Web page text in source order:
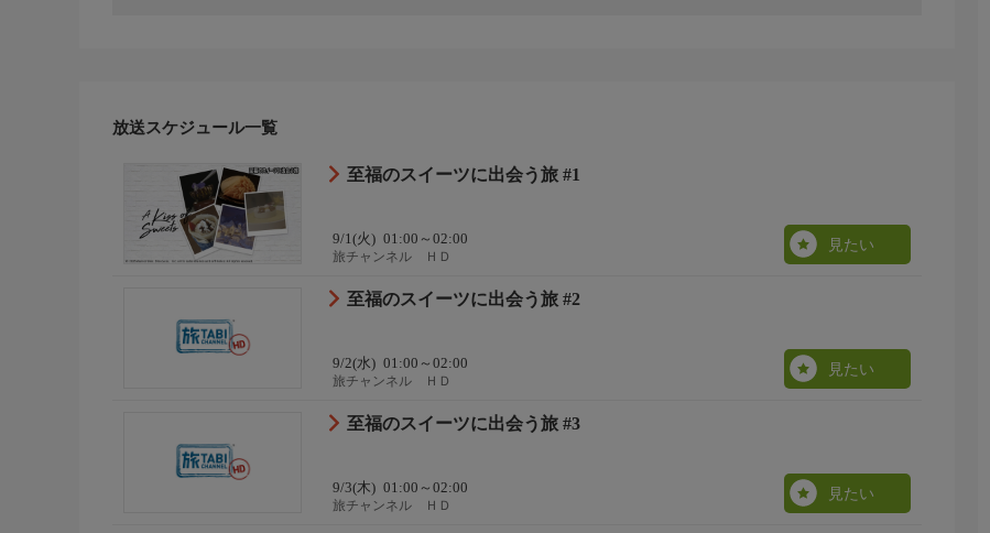
放送スケジュール一覧
至福のスイーツに出会う旅 #1
9/1(火) 01:00～02:00
旅チャンネル ＨＤ
見たい
至福のスイーツに出会う旅 #2
9/2(水) 01:00～02:00
旅チャンネル ＨＤ
見たい
至福のスイーツに出会う旅 #3
9/3(木) 01:00～02:00
旅チャンネル ＨＤ
見たい